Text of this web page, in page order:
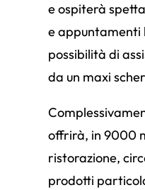
e ospiterà
e appuntamenti
possibilità di
da un maxi
offrirà, in 9000
ristorazione,
prodotti